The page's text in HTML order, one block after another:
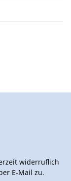
widerruflich
E-Mail zu.